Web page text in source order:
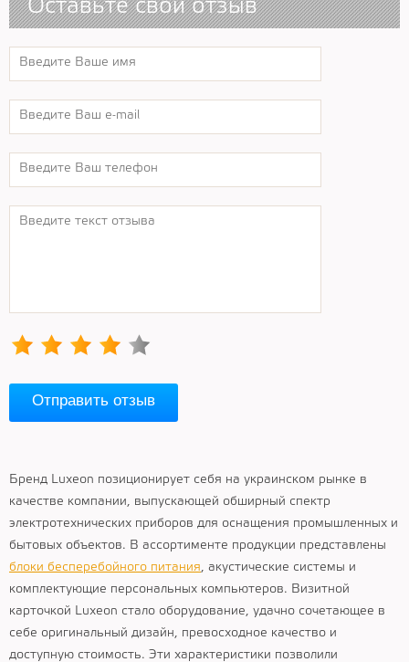
Бренд Luxeon позиционирует себя на украинском рынке в
качестве компании, выпускающей обширный спектр
электротехнических приборов для оснащения промышленных и
бытовых объектов. В ассортименте продукции представлены
блоки бесперебойного питания, акустические системы и
комплектующие персональных компьютеров. Визитной
карточкой Luxeon стало оборудование, удачно сочетающее в
себе оригинальный дизайн, превосходное качество и
доступную стоимость. Эти характеристики позволили
Оставьте свой отзыв
Отправить отзыв